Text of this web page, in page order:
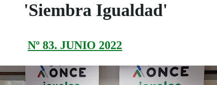
'Siembra Igualdad'
Nº 83. JUNIO 2022